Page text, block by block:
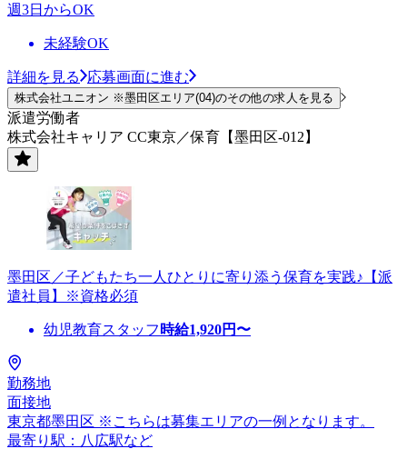
週3日からOK
未経験OK
詳細を見る 応募画面に進む
株式会社ユニオン ※墨田区エリア(04)のその他の求人を見る
派遣労働者
株式会社キャリア CC東京／保育【墨田区-012】
墨田区／子どもたち一人ひとりに寄り添う保育を実践♪【派
遣社員】※資格必須
幼児教育スタッフ 時給1,920円〜
勤務地
面接地
東京都墨田区 ※こちらは募集エリアの一例となります。
最寄り駅：八広駅など